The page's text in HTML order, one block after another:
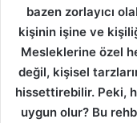
bazen zorlayıcı
kişinin işine ve
Mesleklerine özel
değil, kişisel
hissettirebilir. Peki,
uygun olur? Bu